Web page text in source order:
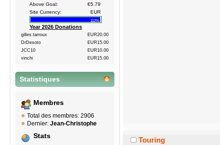
Above Goal:
€5.79
Site Currency:
EUR
112%
Year 2026 Donations
gilles.tarroux
EUR20.00
DrDesoto
EUR15.00
JCC10
EUR10.00
vinchi
EUR15.00
Statistiques
Membres
Total des membres: 2906
Dernier: Jean-Christophe
Stats Touring